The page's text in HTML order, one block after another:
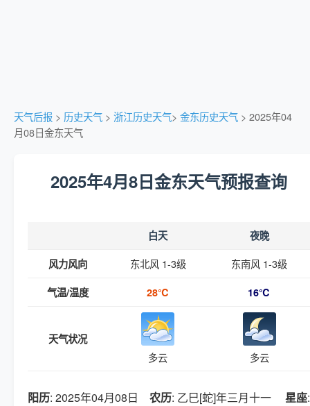
天气后报 > 历史天气 > 浙江历史天气> 金东历史天气 > 2025年04
月08日金东天气
2025年4月8日金东天气预报查询
白天 夜晚
风力风向 东北风 1-3级 东南风 1-3级
气温/温度 28℃ 16℃
天气状况
多云 多云
阳历: 2025年04月08日 农历: 乙巳[蛇]年三月十一 星座: